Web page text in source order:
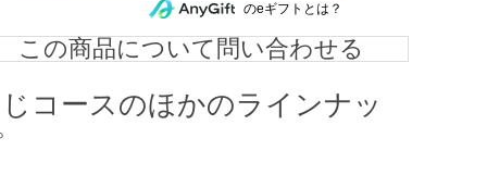
のeギフトとは？
この商品について問い合わせる
コースのほかのラインナッ